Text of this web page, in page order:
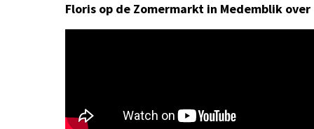
Floris op de Zomermarkt in Medemblik